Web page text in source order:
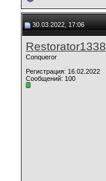
30.03.2022, 17:06
Restorator1338
Conqueror
Регистрация: 16.02.2022
Сообщений: 100